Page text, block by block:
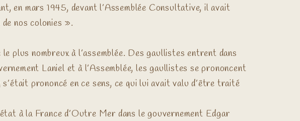
en mars 1945, devant l’Assemblée Consultative, il avait
nos colonies ».
plus nombreux à l’assemblée. Des gaullistes entrent dans
Laniel et à l’Assemblée, les gaullistes se prononcent
prononcé en ce sens, ce qui lui avait valu d’être traité
à la France d’Outre Mer dans le gouvernement Edgar